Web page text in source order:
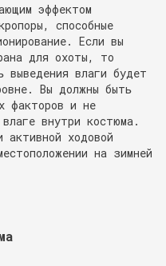
эффектом
способные
Если вы
для охоты, то
влаги будет
Вы должны быть
факторов и не
внутри костюма.
активной ходовой
на зимней